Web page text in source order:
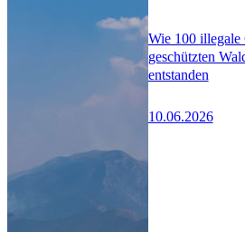
Wie 100 illegale
geschützten
entstanden
10.06.2026